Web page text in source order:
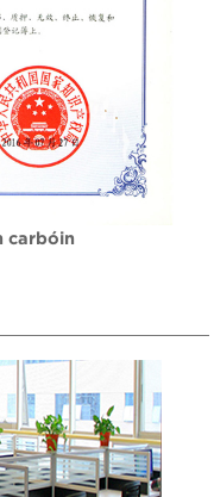
carbóin